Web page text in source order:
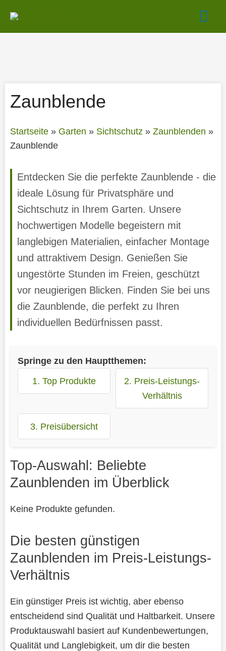
Inhalt
springen
Zaunblende
Startseite» Garten » Sichtschutz» Zaunblenden »
Zaunblende
Entdecken Sie die perfekte Zaunblende - die
ideale Lösung für Privatsphäre und
Sichtschutz in Ihrem Garten. Unsere
hochwertigen Modelle begeistern mit
langlebigen Materialien, einfacher Montage
und attraktivem Design. Genießen Sie
ungestörte Stunden im Freien, geschützt
vor neugierigen Blicken. Finden Sie bei uns
die Zaunblende, die perfekt zu Ihren
individuellen Bedürfnissen passt.
Springe zu den Hauptthemen:
1. Top Produkte
2. Preis-Leistungs-
Verhältnis
3. Preisübersicht
Top-Auswahl: Beliebte
Zaunblenden im Überblick
Keine Produkte gefunden.
Die besten günstigen
Zaunblenden im Preis-Leistungs-
Verhältnis
Ein günstiger Preis ist wichtig, aber ebenso
entscheidend sind Qualität und Haltbarkeit. Unsere
Produktauswahl basiert auf Kundenbewertungen,
Qualität und Langlebigkeit, um dir die besten